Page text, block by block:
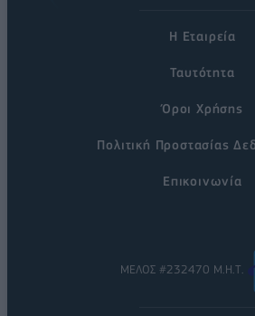
Η Εταιρεία
Ταυτότητα
Όροι Χρήσης
Πολιτική Προστασίας
Επικοινωνία
ΜΕΛΟΣ #232470 Μ.Η.Τ.